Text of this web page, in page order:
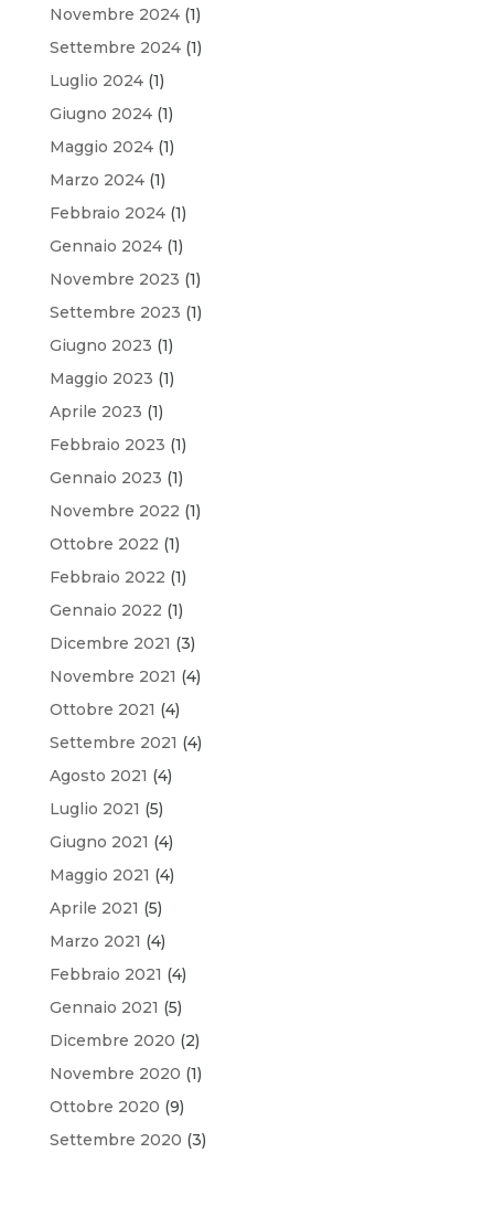
Novembre 2024(1)
Settembre 2024(1)
Luglio 2024(1)
Giugno 2024(1)
Maggio 2024(1)
Marzo 2024(1)
Febbraio 2024(1)
Gennaio 2024(1)
Novembre 2023 (1)
Settembre 2023 (1)
Giugno 2023 (1)
Maggio 2023 (1)
Aprile 2023 (1)
Febbraio 2023 (1)
Gennaio 2023 (1)
Novembre 2022 (1)
Ottobre 2022 (1)
Febbraio 2022 (1)
Gennaio 2022 (1)
Dicembre 2021 (3)
Novembre 2021 (4)
Ottobre 2021 (4)
Settembre 2021 (4)
Agosto 2021 (4)
Luglio 2021 (5)
Giugno 2021 (4)
Maggio 2021 (4)
Aprile 2021 (5)
Marzo 2021 (4)
Febbraio 2021 (4)
Gennaio 2021 (5)
Dicembre 2020 (2)
Novembre 2020 (1)
Ottobre 2020 (9)
Settembre 2020 (3)